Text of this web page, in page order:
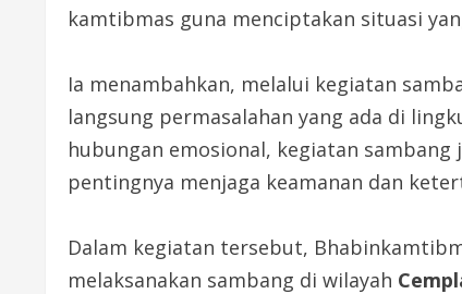
kamtibmas guna menciptakan situasi
Ia menambahkan, melalui kegiatan
langsung permasalahan yang ada di
hubungan emosional, kegiatan
pentingnya menjaga keamanan dan
Dalam kegiatan tersebut,
melaksanakan sambang di wilayah